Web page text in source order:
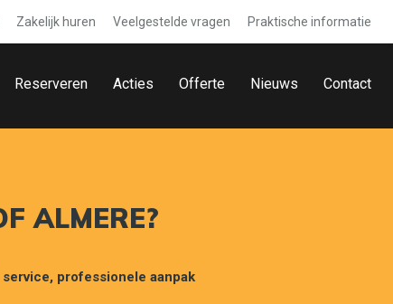
Zakelijk huren Veelgestelde vragen Praktische informatie
Reserveren Acties Offerte Nieuws Contact
ALMERE?
service, professionele aanpak